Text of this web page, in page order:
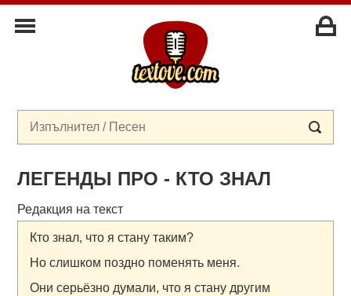
ЛЕГЕНДЫ ПРО - КТО ЗНАЛ
Редакция на текст